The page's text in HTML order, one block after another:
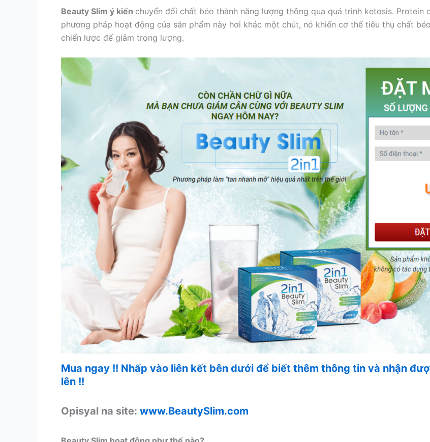
Beauty Slim ý kiến chuyển đổi chất béo thành năng lượng thông qua quá trình ketosis.
phương pháp hoạt động của sản phẩm này hơi khác một chút, nó khiến cơ thể tiêu thụ chất
chiến lược để giảm trọng lượng.
Mua ngay !! Nhấp vào liên kết bên dưới để biết thêm thông tin và nhận
lên !!
Opisyal na site: www.BeautySlim.com